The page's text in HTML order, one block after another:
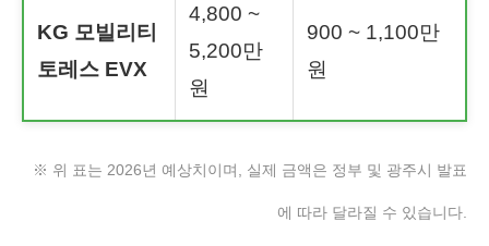
KG 모빌리티
토레스 EVX
4,800 ~
5,200만
원
900 ~ 1,100만
원
※ 위 표는 2026년 예상치이며, 실제 금액은 정부 및 광주시 발표
에 따라 달라질 수 있습니다.